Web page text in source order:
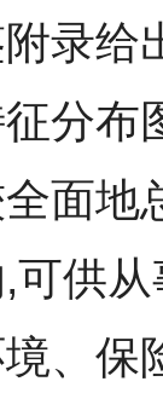
录给
分布
面地
可供
、保